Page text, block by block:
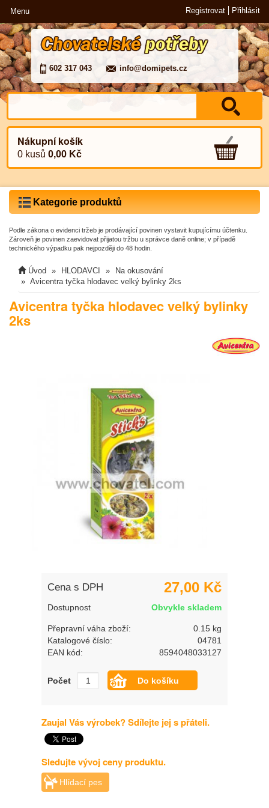
Menu Registrovat Přihlásit
602 317 043 info@domipets.cz
Nákupní košík
0 kusů0,00 Kč
Kategorie produktů
Podle zákona o evidenci tržeb je prodávající povinen vystavit kupujícímu účtenku.
Zároveň je povinen zaevidovat přijatou tržbu u správce daně online; v případě
technického výpadku pak nejpozději do 48 hodin.
Úvod HLODAVCI
Na okusování
Avicentra tyčka hlodavec velký bylinky 2ks
Avicentra tyčka hlodavec velký bylinky
2ks
Cena s DPH 27,00 Kč
Dostupnost Obvykle skladem
Přepravní váha zboží:
0.15 kg
Katalogové číslo:
04781
EAN kód:
8594048033127
Počet
Zaujal Vás výrobek? Sdílejte jej s přáteli.
Sledujte vývoj ceny produktu.
Hlídací pes